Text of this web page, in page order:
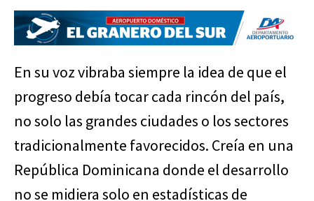
En su voz vibraba siempre la idea de que el
progreso debía tocar cada rincón del país,
no solo las grandes ciudades o los sectores
tradicionalmente favorecidos. Creía en una
República Dominicana donde el desarrollo
no se midiera solo en estadísticas de